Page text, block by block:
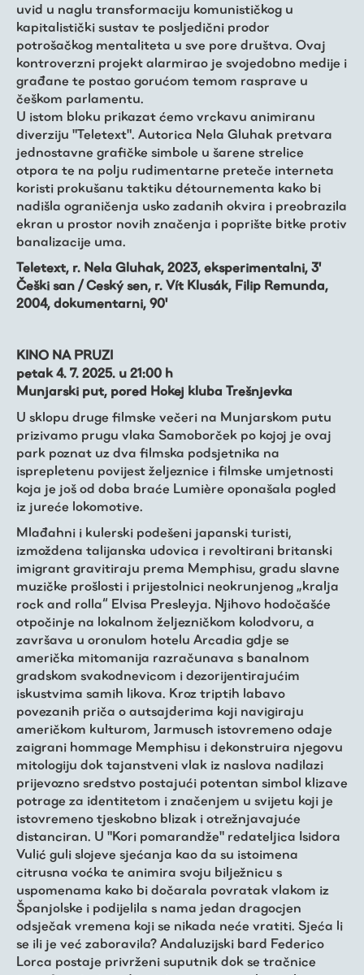
Publikacije
O nama
uvid u naglu transformaciju komunističkog u
kapitalistički sustav te posljedični prodor
potrošačkog mentaliteta u sve pore društva. Ovaj
kontroverzni projekt alarmirao je svojedobno medije i
građane te postao gorućom temom rasprave u
češkom parlamentu.
U istom bloku prikazat ćemo vrckavu animiranu
diverziju "Teletext". Autorica Nela Gluhak pretvara
jednostavne grafičke simbole u šarene strelice
otpora te na polju rudimentarne preteče interneta
koristi prokušanu taktiku détournementa kako bi
nadišla ograničenja usko zadanih okvira i preobrazila
ekran u prostor novih značenja i poprište bitke protiv
banalizacije uma.
Teletext, r. Nela Gluhak, 2023, eksperimentalni, 3'
Češki san / Ceský sen, r. Vít Klusák, Filip Remunda,
2004, dokumentarni, 90'
KINO NA PRUZI
petak 4. 7. 2025. u 21:00 h
Munjarski put, pored Hokej kluba Trešnjevka
U sklopu druge filmske večeri na Munjarskom putu
prizivamo prugu vlaka Samoborček po kojoj je ovaj
park poznat uz dva filmska podsjetnika na
isprepletenu povijest željeznice i filmske umjetnosti
koja je još od doba braće Lumière oponašala pogled
iz jureće lokomotive.
Mlađahni i kulerski podešeni japanski turisti,
izmoždena talijanska udovica i revoltirani britanski
imigrant gravitiraju prema Memphisu, gradu slavne
muzičke prošlosti i prijestolnici neokrunjenog „kralja
rock and rolla“ Elvisa Presleyja. Njihovo hodočašće
otpočinje na lokalnom željezničkom kolodvoru, a
završava u oronulom hotelu Arcadia gdje se
američka mitomanija razračunava s banalnom
gradskom svakodnevicom i dezorijentirajućim
iskustvima samih likova. Kroz triptih labavo
povezanih priča o autsajderima koji navigiraju
američkom kulturom, Jarmusch istovremeno odaje
zaigrani hommage Memphisu i dekonstruira njegovu
mitologiju dok tajanstveni vlak iz naslova nadilazi
prijevozno sredstvo postajući potentan simbol klizave
potrage za identitetom i značenjem u svijetu koji je
istovremeno tjeskobno blizak i otrežnjavajuće
distanciran. U "Kori pomarandže" redateljica Isidora
Vulić guli slojeve sjećanja kao da su istoimena
citrusna voćka te animira svoju bilježnicu s
uspomenama kako bi dočarala povratak vlakom iz
Španjolske i podijelila s nama jedan dragocjen
odsječak vremena koji se nikada neće vratiti. Sjeća li
se ili je već zaboravila? Andaluzijski bard Federico
Lorca postaje privrženi suputnik dok se tračnice